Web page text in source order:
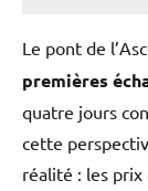
Le pont de
premières
quatre jours
cette
réalité : les